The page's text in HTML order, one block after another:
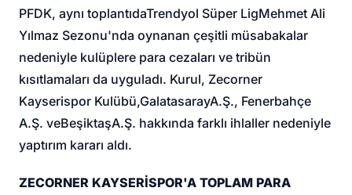
PFDK, aynı toplantıdaTrendyol Süper LigMehmet Ali
Yılmaz Sezonu'nda oynanan çeşitli müsabakalar
nedeniyle kulüplere para cezaları ve tribün
kısıtlamaları da uyguladı. Kurul, Zecorner
Kayserispor Kulübü,GalatasarayA.Ş., Fenerbahçe
A.Ş. veBeşiktaşA.Ş. hakkında farklı ihlaller nedeniyle
yaptırım kararı aldı.
ZECORNER KAYSERİSPOR'A TOPLAM PARA